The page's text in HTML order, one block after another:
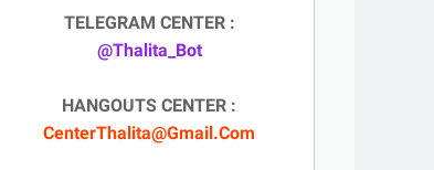
TELEGRAM CENTER :
@Thalita_Bot
HANGOUTS CENTER :
CenterThalita@Gmail.Com